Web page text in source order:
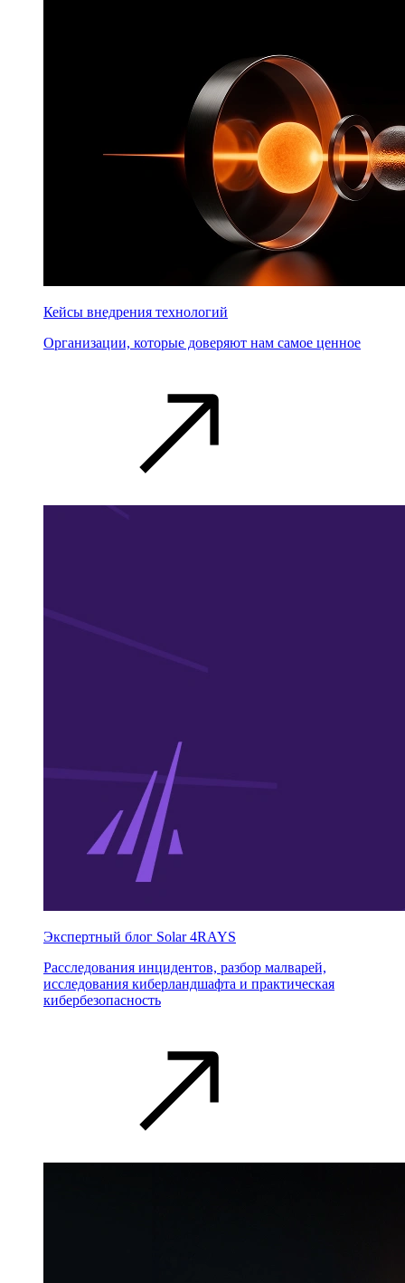
Кейсы внедрения технологий
Организации, которые доверяют нам самое ценное
Экспертный блог Solar 4RAYS
Расследования инцидентов, разбор малварей,
исследования киберландшафта и практическая
кибербезопасность